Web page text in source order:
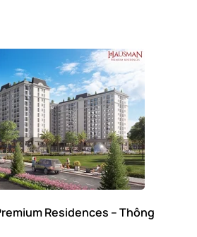
Residences – Thông